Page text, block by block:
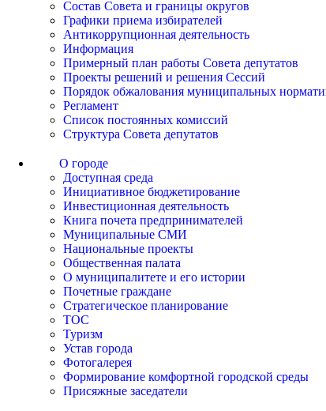
Состав Совета и границы округов
Графики приема избирателей
Антикоррупционная деятельность
Информация
Примерный план работы Совета депутатов
Проекты решений и решения Сессий
Порядок обжалования муниципальных
Регламент
Список постоянных комиссий
Структура Совета депутатов
О городе
Доступная среда
Инициативное бюджетирование
Инвестиционная деятельность
Книга почета предпринимателей
Муниципальные СМИ
Национальные проекты
Общественная палата
О муниципалитете и его истории
Почетные граждане
Стратегическое планирование
ТОС
Туризм
Устав города
Фотогалерея
Формирование комфортной городской среды
Присяжные заседатели